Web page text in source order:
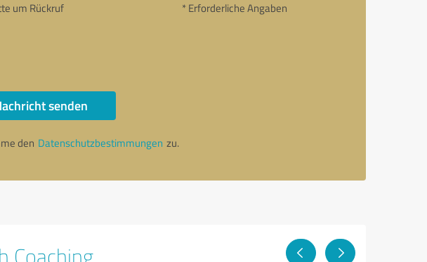
um Rückruf * Erforderliche Angaben
senden
den Datenschutzbestimmungen zu.
Coaching